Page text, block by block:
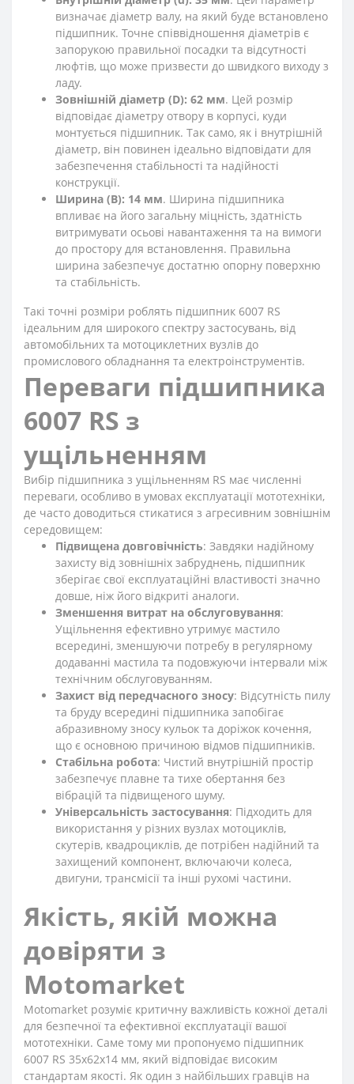
визначає діаметр валу, на який буде встановлено
підшипник. Точне співвідношення діаметрів є
запорукою правильної посадки та відсутності
люфтів, що може призвести до швидкого виходу з
ладу.
Зовнішній діаметр (D): 62 мм. Цей розмір
відповідає діаметру отвору в корпусі, куди
монтується підшипник. Так само, як і внутрішній
діаметр, він повинен ідеально відповідати для
забезпечення стабільності та надійності
конструкції.
Ширина (B): 14 мм. Ширина підшипника
впливає на його загальну міцність, здатність
витримувати осьові навантаження та на вимоги
до простору для встановлення. Правильна
ширина забезпечує достатню опорну поверхню
та стабільність.
Такі точні розміри роблять підшипник 6007 RS
ідеальним для широкого спектру застосувань, від
автомобільних та мотоциклетних вузлів до
промислового обладнання та електроінструментів.
Переваги підшипника
6007 RS з
ущільненням
Вибір підшипника з ущільненням RS має численні
переваги, особливо в умовах експлуатації мототехніки,
де часто доводиться стикатися з агресивним зовнішнім
середовищем:
Підвищена довговічність: Завдяки надійному
захисту від зовнішніх забруднень, підшипник
зберігає свої експлуатаційні властивості значно
довше, ніж його відкриті аналоги.
Зменшення витрат на обслуговування:
Ущільнення ефективно утримує мастило
всередині, зменшуючи потребу в регулярному
додаванні мастила та подовжуючи інтервали між
технічним обслуговуванням.
Захист від передчасного зносу: Відсутність пилу
та бруду всередині підшипника запобігає
абразивному зносу кульок та доріжок кочення,
що є основною причиною відмов підшипників.
Стабільна робота: Чистий внутрішній простір
забезпечує плавне та тихе обертання без
вібрацій та підвищеного шуму.
Універсальність застосування: Підходить для
використання у різних вузлах мотоциклів,
скутерів, квадроциклів, де потрібен надійний та
захищений компонент, включаючи колеса,
двигуни, трансмісії та інші рухомі частини.
Якість, якій можна
довіряти з
Motomarket
Motomarket розуміє критичну важливість кожної деталі
для безпечної та ефективної експлуатації вашої
мототехніки. Саме тому ми пропонуємо підшипник
6007 RS 35x62x14 мм, який відповідає високим
стандартам якості. Як один з найбільших гравців на